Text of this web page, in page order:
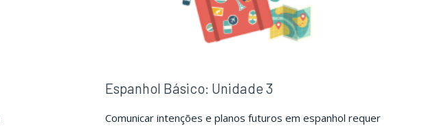
Espanhol Básico: Unidade 3
Comunicar intenções e planos futuros em espanhol requer